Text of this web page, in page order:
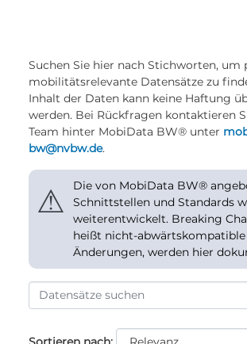
Suchen Sie hier nach Stichworten, um
mobilitätsrelevante Datensätze zu
Inhalt der Daten kann keine Haftung
werden. Bei Rückfragen kontaktieren
Team hinter MobiData BW® unter
bw@nvbw.de.
⚠
Die von MobiData BW®
Schnittstellen und Standards
weiterentwickelt. Breaking
heißt nicht-
Änderungen, werden hier